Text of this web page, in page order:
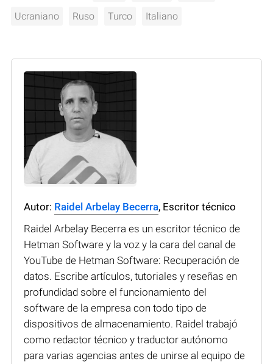
Ucraniano Ruso Turco Italiano
Autor: Raidel Arbelay Becerra, Escritor técnico
Raidel Arbelay Becerra es un escritor técnico de
Hetman Software y la voz y la cara del canal de
YouTube de Hetman Software: Recuperación de
datos. Escribe artículos, tutoriales y reseñas en
profundidad sobre el funcionamiento del
software de la empresa con todo tipo de
dispositivos de almacenamiento. Raidel trabajó
como redactor técnico y traductor autónomo
para varias agencias antes de unirse al equipo de